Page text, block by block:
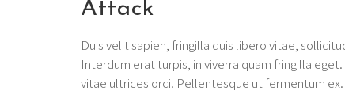
Attack
Duis velit sapien, fringilla quis libero vitae,
Interdum erat turpis, in viverra quam fringilla
vitae ultrices orci. Pellentesque ut fermentum ex.